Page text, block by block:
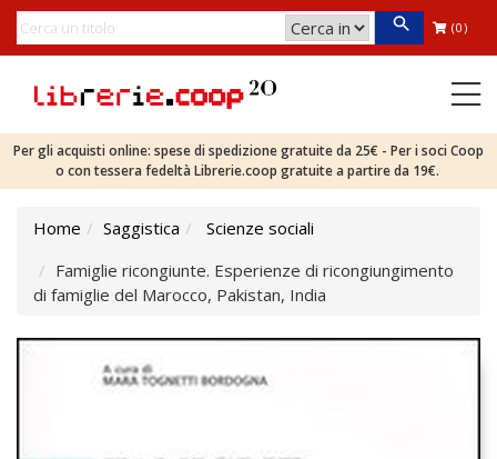
(0)
Per gli acquisti online: spese di spedizione gratuite da 25€ - Per i soci Coop
o con tessera fedeltà Librerie.coop gratuite a partire da 19€.
Home Saggistica
Scienze sociali
Famiglie ricongiunte. Esperienze di ricongiungimento
di famiglie del Marocco, Pakistan, India